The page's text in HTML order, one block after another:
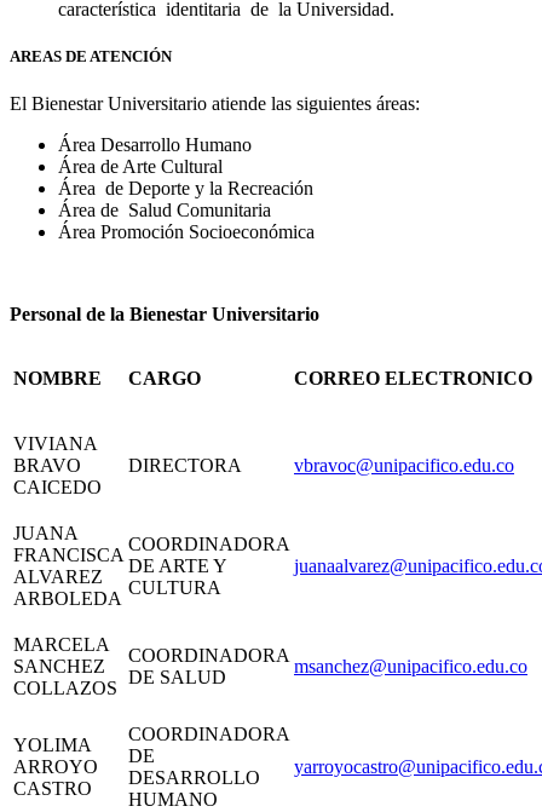
característica identitaria de la Universidad.
AREAS DE ATENCIÓN
El Bienestar Universitario atiende las siguientes áreas:
Área Desarrollo Humano
Área de Arte Cultural
Área de Deporte y la Recreación
Área de Salud Comunitaria
Área Promoción Socioeconómica
Personal de la Bienestar Universitario
NOMBRE CARGO CORREO ELECTRONICO
VIVIANA
BRAVO
CAICEDO
DIRECTORA vbravoc@unipacifico.edu.co
JUANA
FRANCISCA
ALVAREZ
ARBOLEDA
COORDINADORA
DE ARTE Y
CULTURA
MARCELA
SANCHEZ
COLLAZOS
COORDINADORA
DE SALUD
msanchez@unipacifico.edu.co
YOLIMA
ARROYO
CASTRO
COORDINADORA
DE
DESARROLLO
HUMANO